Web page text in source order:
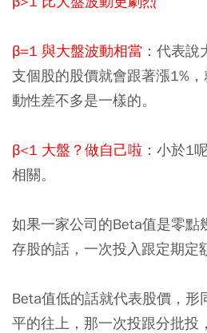
β=1 與大盤波動相當 ： 代表說
支個股的股價就會跟著漲1%
動性差不多是一樣的。
β<1 大盤？做自己啦 ： 小於1
相關。
如果一家公司的Beta值是零點
存股的話，一次投入跟定期定
Beta值低的話就代表股價，形
平的往上，那一次投跟分批投